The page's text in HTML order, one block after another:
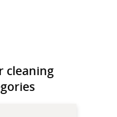
cleaning